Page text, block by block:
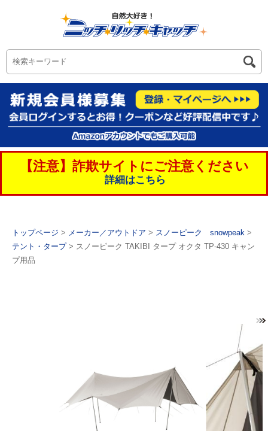
【注意】詐欺サイトにご注意ください
詳細はこちら
トップページ > メーカー／アウトドア > スノーピーク snowpeak >
テント・タープ> スノーピーク TAKIBI タープ オクタ TP-430 キャン
プ用品